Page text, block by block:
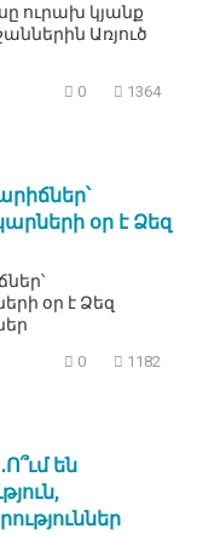
ուրախ կյանք
Առյուծ
0 1364
օր է Ձեզ
օր է Ձեզ
0 1182
են